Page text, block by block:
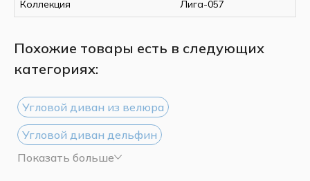
Коллекция Лига-057
Похожие товары есть в следующих
категориях:
Угловой диван из велюра
Угловой диван дельфин
Угловой диван из рогожки
Показать больше